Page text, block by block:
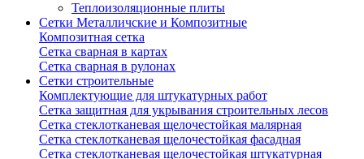
Теплоизоляционные плиты
Сетки Металличские и Композитные
Композитная сетка
Сетка сварная в картах
Сетка сварная в рулонах
Сетки строительные
Комплектующие для штукатурных работ
Сетка защитная для укрывания строительных лесов
Сетка стеклотканевая щелочестойкая малярная
Сетка стеклотканевая щелочестойкая фасадная
Сетка стеклотканевая щелочестойкая штукатурная